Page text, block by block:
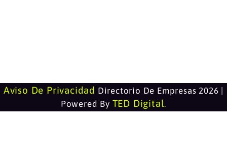
Aviso De Privacidad Directorio De Empresas 2026 |
Powered By TED Digital.